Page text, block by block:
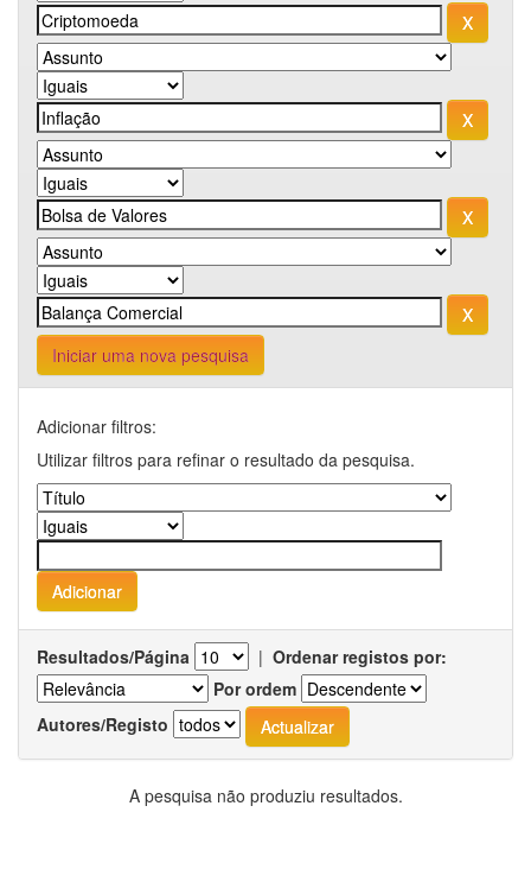
Iniciar uma nova pesquisa
Adicionar filtros:
Utilizar filtros para refinar o resultado da pesquisa.
Resultados/Página | Ordenar registos por:
Por ordem
Autores/Registo
A pesquisa não produziu resultados.